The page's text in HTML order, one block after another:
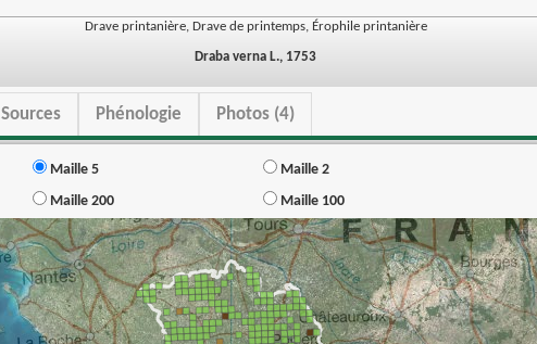
Drave printanière, Drave de printemps, Érophile printanière
Draba verna L., 1753
Sources Phénologie Photos (4)
Maille 5
Maille 2
Maille 200 Maille 100